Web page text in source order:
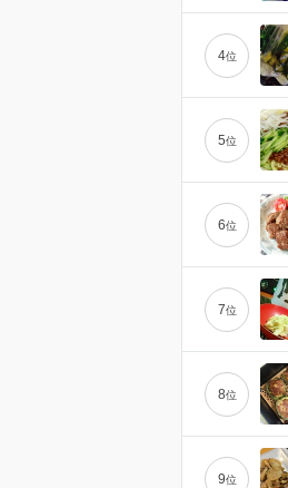
4位
5位
6位
7位
8位
9位